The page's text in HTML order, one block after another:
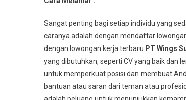
Sangat penting bagi setiap individu yang
caranya adalah dengan mendaftar
dengan lowongan kerja terbaru PT Wings
yang dibutuhkan, seperti CV yang baik dan
untuk memperkuat posisi dan membuat
bantuan atau saran dari teman atau